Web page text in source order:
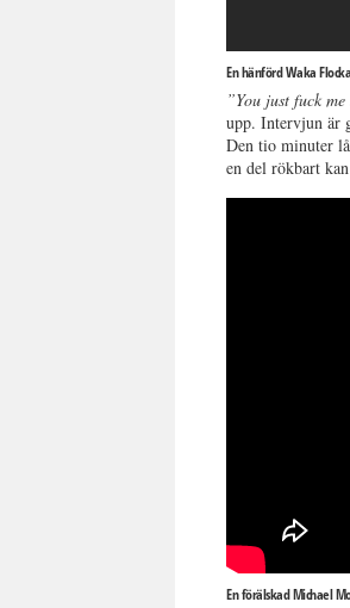
En hänförd Waka
”You just fuck
upp. Intervjun är
Den tio minuter
en del rökbart
En förälskad Michael